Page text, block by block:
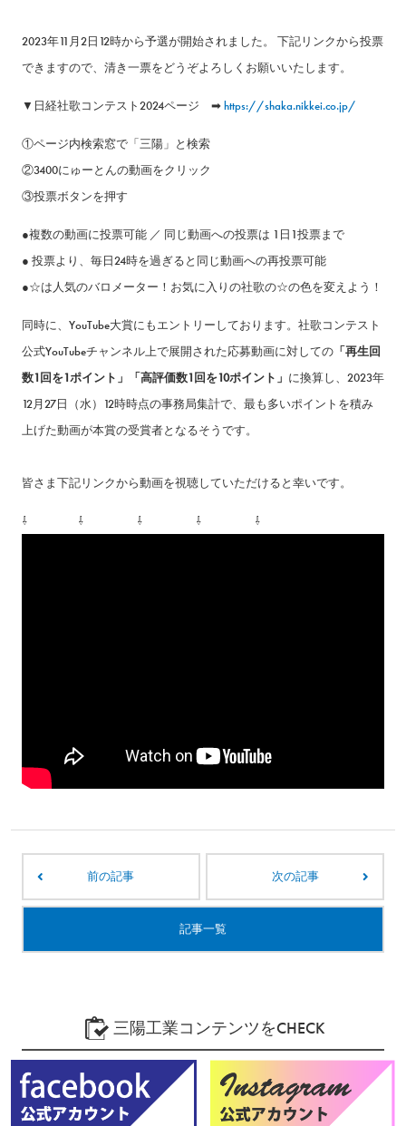
2023年11月2日12時から予選が開始されました。 下記リンクから投票
できますので、清き一票をどうぞよろしくお願いいたします。
▼日経社歌コンテスト2024ページ ➡https://shaka.nikkei.co.jp/
①ページ内検索窓で「三陽」と検索
②3400にゅーとんの動画をクリック
③投票ボタンを押す
●複数の動画に投票可能 ／ 同じ動画への投票は 1日1投票まで
● 投票より、毎日24時を過ぎると同じ動画への再投票可能
●☆は人気のバロメーター！お気に入りの社歌の☆の色を変えよう！
同時に、YouTube大賞にもエントリーしております。社歌コンテスト
公式YouTubeチャンネル上で展開された応募動画に対しての 「再生回
数1回を1ポイント」「高評価数1回を10ポイント」 に換算し、2023年
12月27日（水）12時時点の事務局集計で、最も多いポイントを積み
上げた動画が本賞の受賞者となるそうです。
皆さま下記リンクから動画を視聴していただけると幸いです。
⇩ ⇩ ⇩ ⇩ ⇩
前の記事 次の記事
記事一覧
三陽工業コンテンツをCHECK